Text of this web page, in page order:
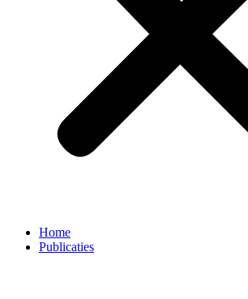
Home
Publicaties